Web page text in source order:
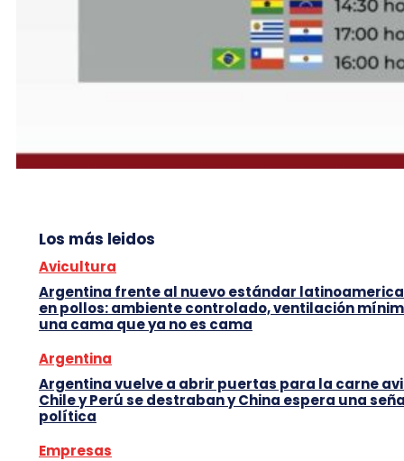
Los más leidos
Avicultura
Argentina frente al nuevo estándar
en pollos: ambiente controlado, ventilación
una cama que ya no es cama
Argentina
Argentina vuelve a abrir puertas para la carne
Chile y Perú se destraban y China espera una
política
Empresas